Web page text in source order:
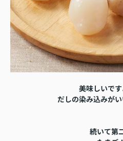
美味しいです
だしの染み込みが
続いて第